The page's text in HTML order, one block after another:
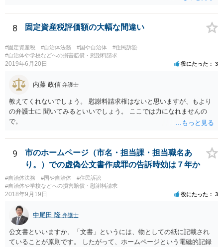
8 固定資産税評価額の大幅な間違い
#固定資産税 #自治体法務 #国や自治体
#住民訴訟
#自治体や学校などへの損害賠償・慰謝料請求
2019年6月20日 役にたった 3
内藤 政信 弁護士
教えてくれないでしょう。 慰謝料請求権はないと思いますが、もより
の弁護士に 聞いてみるといいでしょう。 ここでは力になれませんの
で。
9
市のホームページ（市名・担当課・担当職名あ
り。）での虚偽公文書作成罪の告訴時効は７年か
#自治体法務 #国や自治体
#住民訴訟
#自治体や学校などへの損害賠償・慰謝料請求
2018年9月19日 役にたった 3
中尾田 隆 弁護士
公文書といいますか、「文書」というには、物としての紙に記載され
ていることが原則です。 したがって、ホームページという電磁的記録